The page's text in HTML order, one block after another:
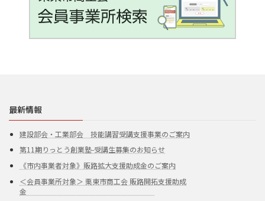
最新情報
建設部会・工業部会 技能講習受講支援事業のご案内
第11期りっとう創業塾-受講生募集のお知らせ
《市内事業者対象》販路拡大支援助成金のご案内
＜会員事業所対象＞ 栗東市商工会 販路開拓支援助成
金